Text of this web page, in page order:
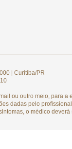
| Curitiba/PR
ou outro meio, para a
dadas pelo
o médico deverá